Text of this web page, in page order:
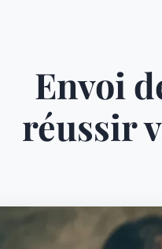
Envoi
réussir